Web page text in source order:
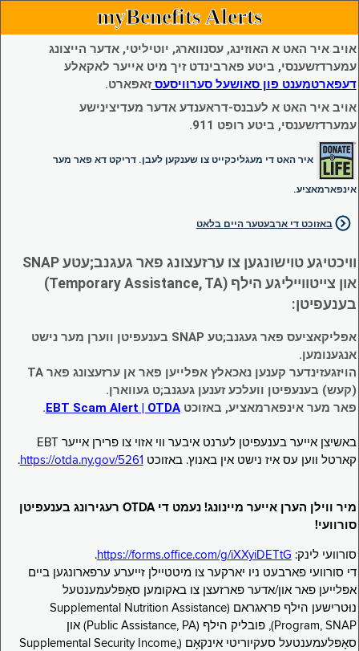
myBenefits Alerts
אויב איר האט א האוזינג, עסנווארג, יוטיליטי, אדער הייצונג
עמערדזשענסי, ביטע פארבינדט זיך מיט אייער לאקאלע
דעפארטמענט פון סאושעל סערוויסעסזאפארט.
אויב איר האט א לעבנס-דראענדע אדער מעדיצינישע
עמערדזשענסי, ביטע רופט 911.
איר האט די מעגליכקייט צו שענקען לעבן. דריקט דא פאר מער
אינפארמאציע.
באזוכט די ארבעטער היים בלאט
וויכטיגע טוישונגען צו ערזעצונג פאר געגנב;עטע SNAP
און צייטווייליגע הילף (Temporary Assistance, TA)
בענעפיטן:
אפליקאציעס פאר געגנב;טע SNAP בענעפיטן ווערן מער נישט
אנגענומען.
הויזגעזינדער קענען נאכאלץ אפּלייען פאר אן ערזעצונג פאר TA
(קעש) בענעפיטן וועלכע זענען געגנב;ט געווארן.
פאר מער אינפארמאציע, באזוכטEBT Scam Alert | OTDA
.
באשיצן אייער בענעפיטן לערנט איבער ווי אזוי צו פרירן אייער EBT
קארטל ווען עס איז נישט אין באנוץ. באזוכט https://otda.ny.gov/5261
.
מיר ווילן הערן אייער מיינונג! נעמט די OTDA רעגירונג בענעפיטן
סורוועי!
סורוועי לינק: https://forms.office.com/g/iXXyiDETtG
.
די סורוועי פארבעט ניו יארקער צו מיטטיילן זייערע ערפארונגען ביים
אפּלייען פאר און/אדער פארזעצן צו באקומען סאָפּלעמענטעל
נוּטרישען הילף פראגראם (Supplemental Nutrition Assistance
Program, SNAP), פובליק הילף (Public Assistance, PA) און
סאָפּלעמענטעל סעקיוריטי אינקאָם (Supplemental Security Income,